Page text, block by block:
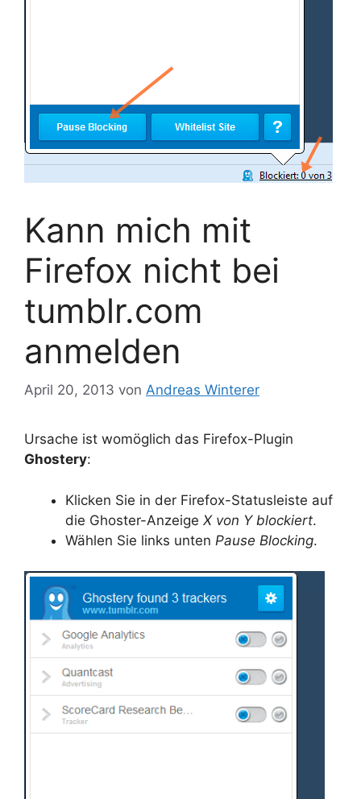
Kann mich mit
Firefox nicht bei
tumblr.com
anmelden
April 20, 2013 von Andreas Winterer
Ursache ist womöglich das Firefox-Plugin
Ghostery:
Klicken Sie in der Firefox-Statusleiste auf
die Ghoster-Anzeige X von Y blockiert.
Wählen Sie links unten Pause Blocking.